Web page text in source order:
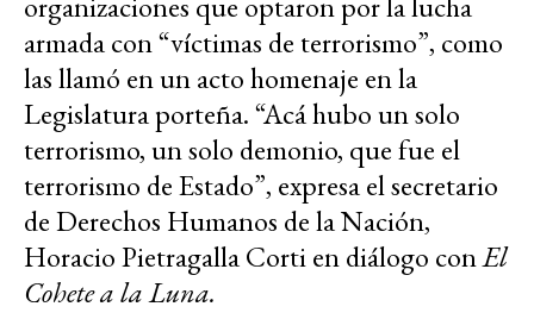
armada con “víctimas de terrorismo”, como
las llamó en un acto homenaje en la
Legislatura porteña. “Acá hubo un solo
terrorismo, un solo demonio, que fue el
terrorismo de Estado”, expresa el secretario
de Derechos Humanos de la Nación,
Horacio Pietragalla Corti en diálogo conEl
Cohete a la Luna.